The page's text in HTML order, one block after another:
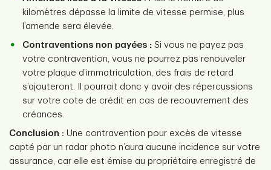
kilomètres dépasse la limite de vitesse permise, plus
l’amende sera élevée.
Contraventions non payées : Si vous ne payez pas
votre contravention, vous ne pourrez pas renouveler
votre plaque d’immatriculation, des frais de retard
s’ajouteront. Il pourrait donc y avoir des répercussions
sur votre cote de crédit en cas de recouvrement des
créances.
Conclusion : Une contravention pour excès de vitesse
capté par un radar photo n’aura aucune incidence sur votre
assurance, car elle est émise au propriétaire enregistré de